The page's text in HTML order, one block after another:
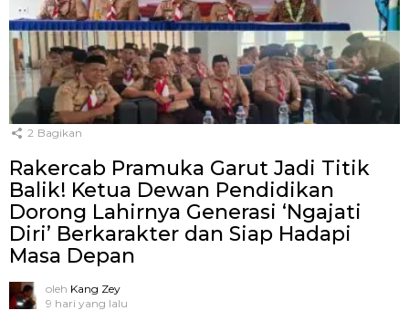
2 Bagikan
Rakercab Pramuka Garut Jadi Titik
Balik! Ketua Dewan Pendidikan
Dorong Lahirnya Generasi ‘Ngajati
Diri’ Berkarakter dan Siap Hadapi
Masa Depan
oleh Kang Zey
9 hari yang lalu